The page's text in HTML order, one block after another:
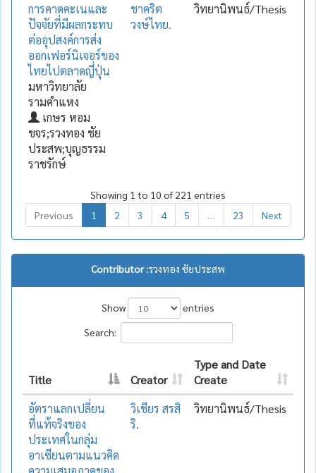
การคาดคะเนและ
ปัจจัยที่มีผลกระทบ
ต่ออุปสงค์การส่ง
ออกเฟอร์นิเจอร์ของ
ไทยไปตลาดญี่ปุ่น
มหาวิทยาลัย
รามคำแหง
เกษร หอม
ขจร;รวงทอง ชัย
ประสพ;บุญธรรม
ราชรักษ์
ชาคริต
วงษ์ไทย.
วิทยานิพนธ์/Thesis
Showing 1 to 10 of 221 entries
Previous
1 2 3 4 5 23 Next
Contributor :รวงทอง ชัยประสพ
Show
entries
Search:
Title Creator
Type and Date
Create
อัตราแลกเปลี่ยน
ที่แท้จริงของ
ประเทศในกลุ่ม
อาเซียนตามแนวคิด
วิเชียร สรสิ
ริ.
วิทยานิพนธ์/Thesis